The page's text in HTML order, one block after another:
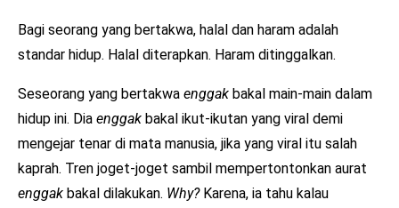
Bagi seorang yang bertakwa, halal dan haram adalah
standar hidup. Halal diterapkan. Haram ditinggalkan.
Seseorang yang bertakwa enggak bakal main-main dalam
hidup ini. Dia enggak bakal ikut-ikutan yang viral demi
mengejar tenar di mata manusia, jika yang viral itu salah
kaprah. Tren joget-joget sambil mempertontonkan aurat
enggak bakal dilakukan. Why?Karena, ia tahu kalau